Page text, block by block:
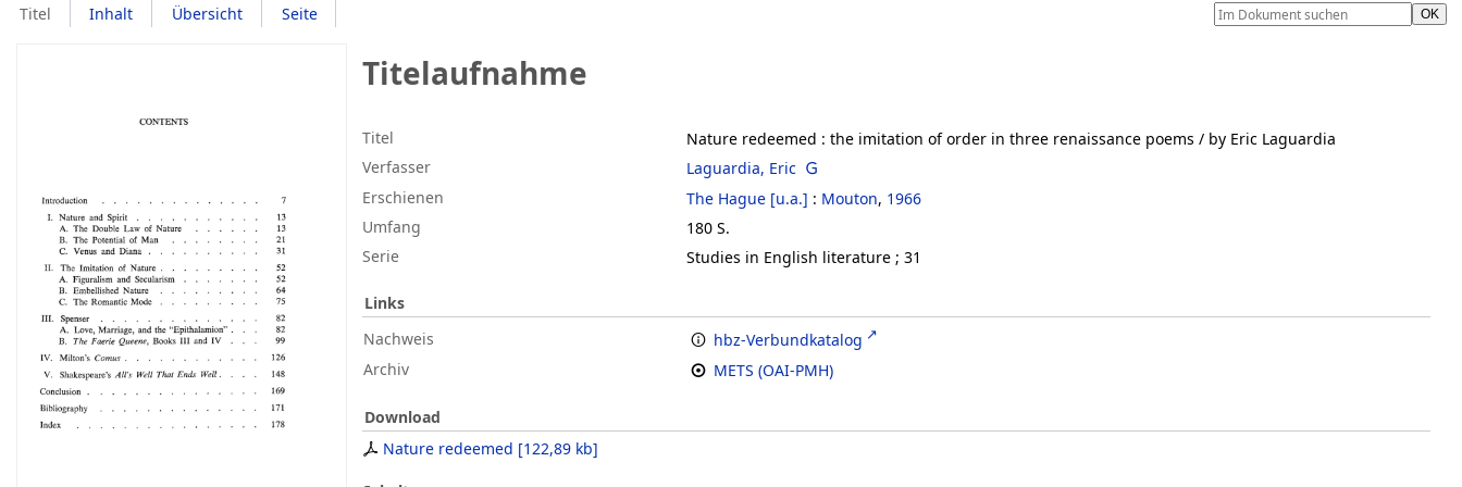
Titel Inhalt Übersicht Seite
Titelaufnahme
Titel Nature redeemed : the imitation of order in three renaissance poems / by Eric Laguardia
Verfasser
Laguardia, Eric
Erschienen
The Hague [u.a.] : Mouton, 1966
Umfang
180 S.
Serie
Studies in English literature ; 31
Links
Nachweis
hbz-Verbundkatalog
Archiv
METS (OAI-PMH)
Download
Nature redeemed [122,89 kb]